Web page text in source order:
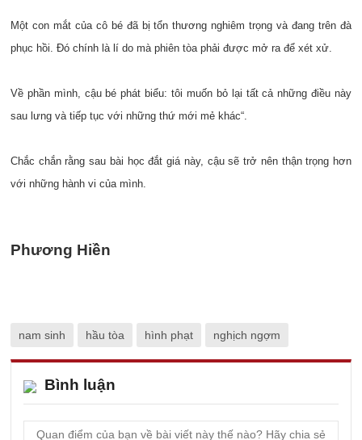
Một con mắt của cô bé đã bị tổn thương nghiêm trọng và đang trên đà
phục hồi. Đó chính là lí do mà phiên tòa phải được mở ra để xét xử.
Về phần mình, cậu bé phát biểu: tôi muốn bỏ lại tất cả những điều này
sau lưng và tiếp tục với những thứ mới mẻ khác“.
Chắc chắn rằng sau bài học đắt giá này, cậu sẽ trở nên thận trọng hơn
với những hành vi của mình.
Phương Hiền
nam sinh hầu tòa hình phạt nghịch ngợm
Bình luận